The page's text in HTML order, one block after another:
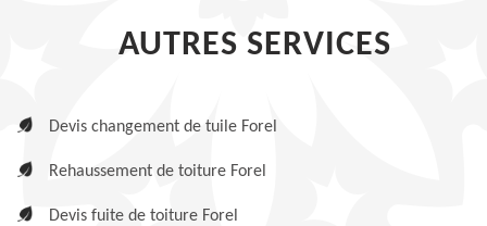
AUTRES SERVICES
Devis changement de tuile Forel
Rehaussement de toiture Forel
Devis fuite de toiture Forel